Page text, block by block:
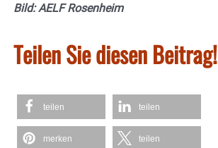
Bild: AELF Rosenheim
Teilen Sie diesen Beitrag!
teilen teilen
merken teilen